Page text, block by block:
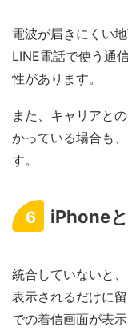
電波が届きにくい
LINE電話で使う通
性があります。
また、キャリアと
かっている場合も
す。
6 iPhone
統合していないと
表示されるだけに
での着信画面が表示